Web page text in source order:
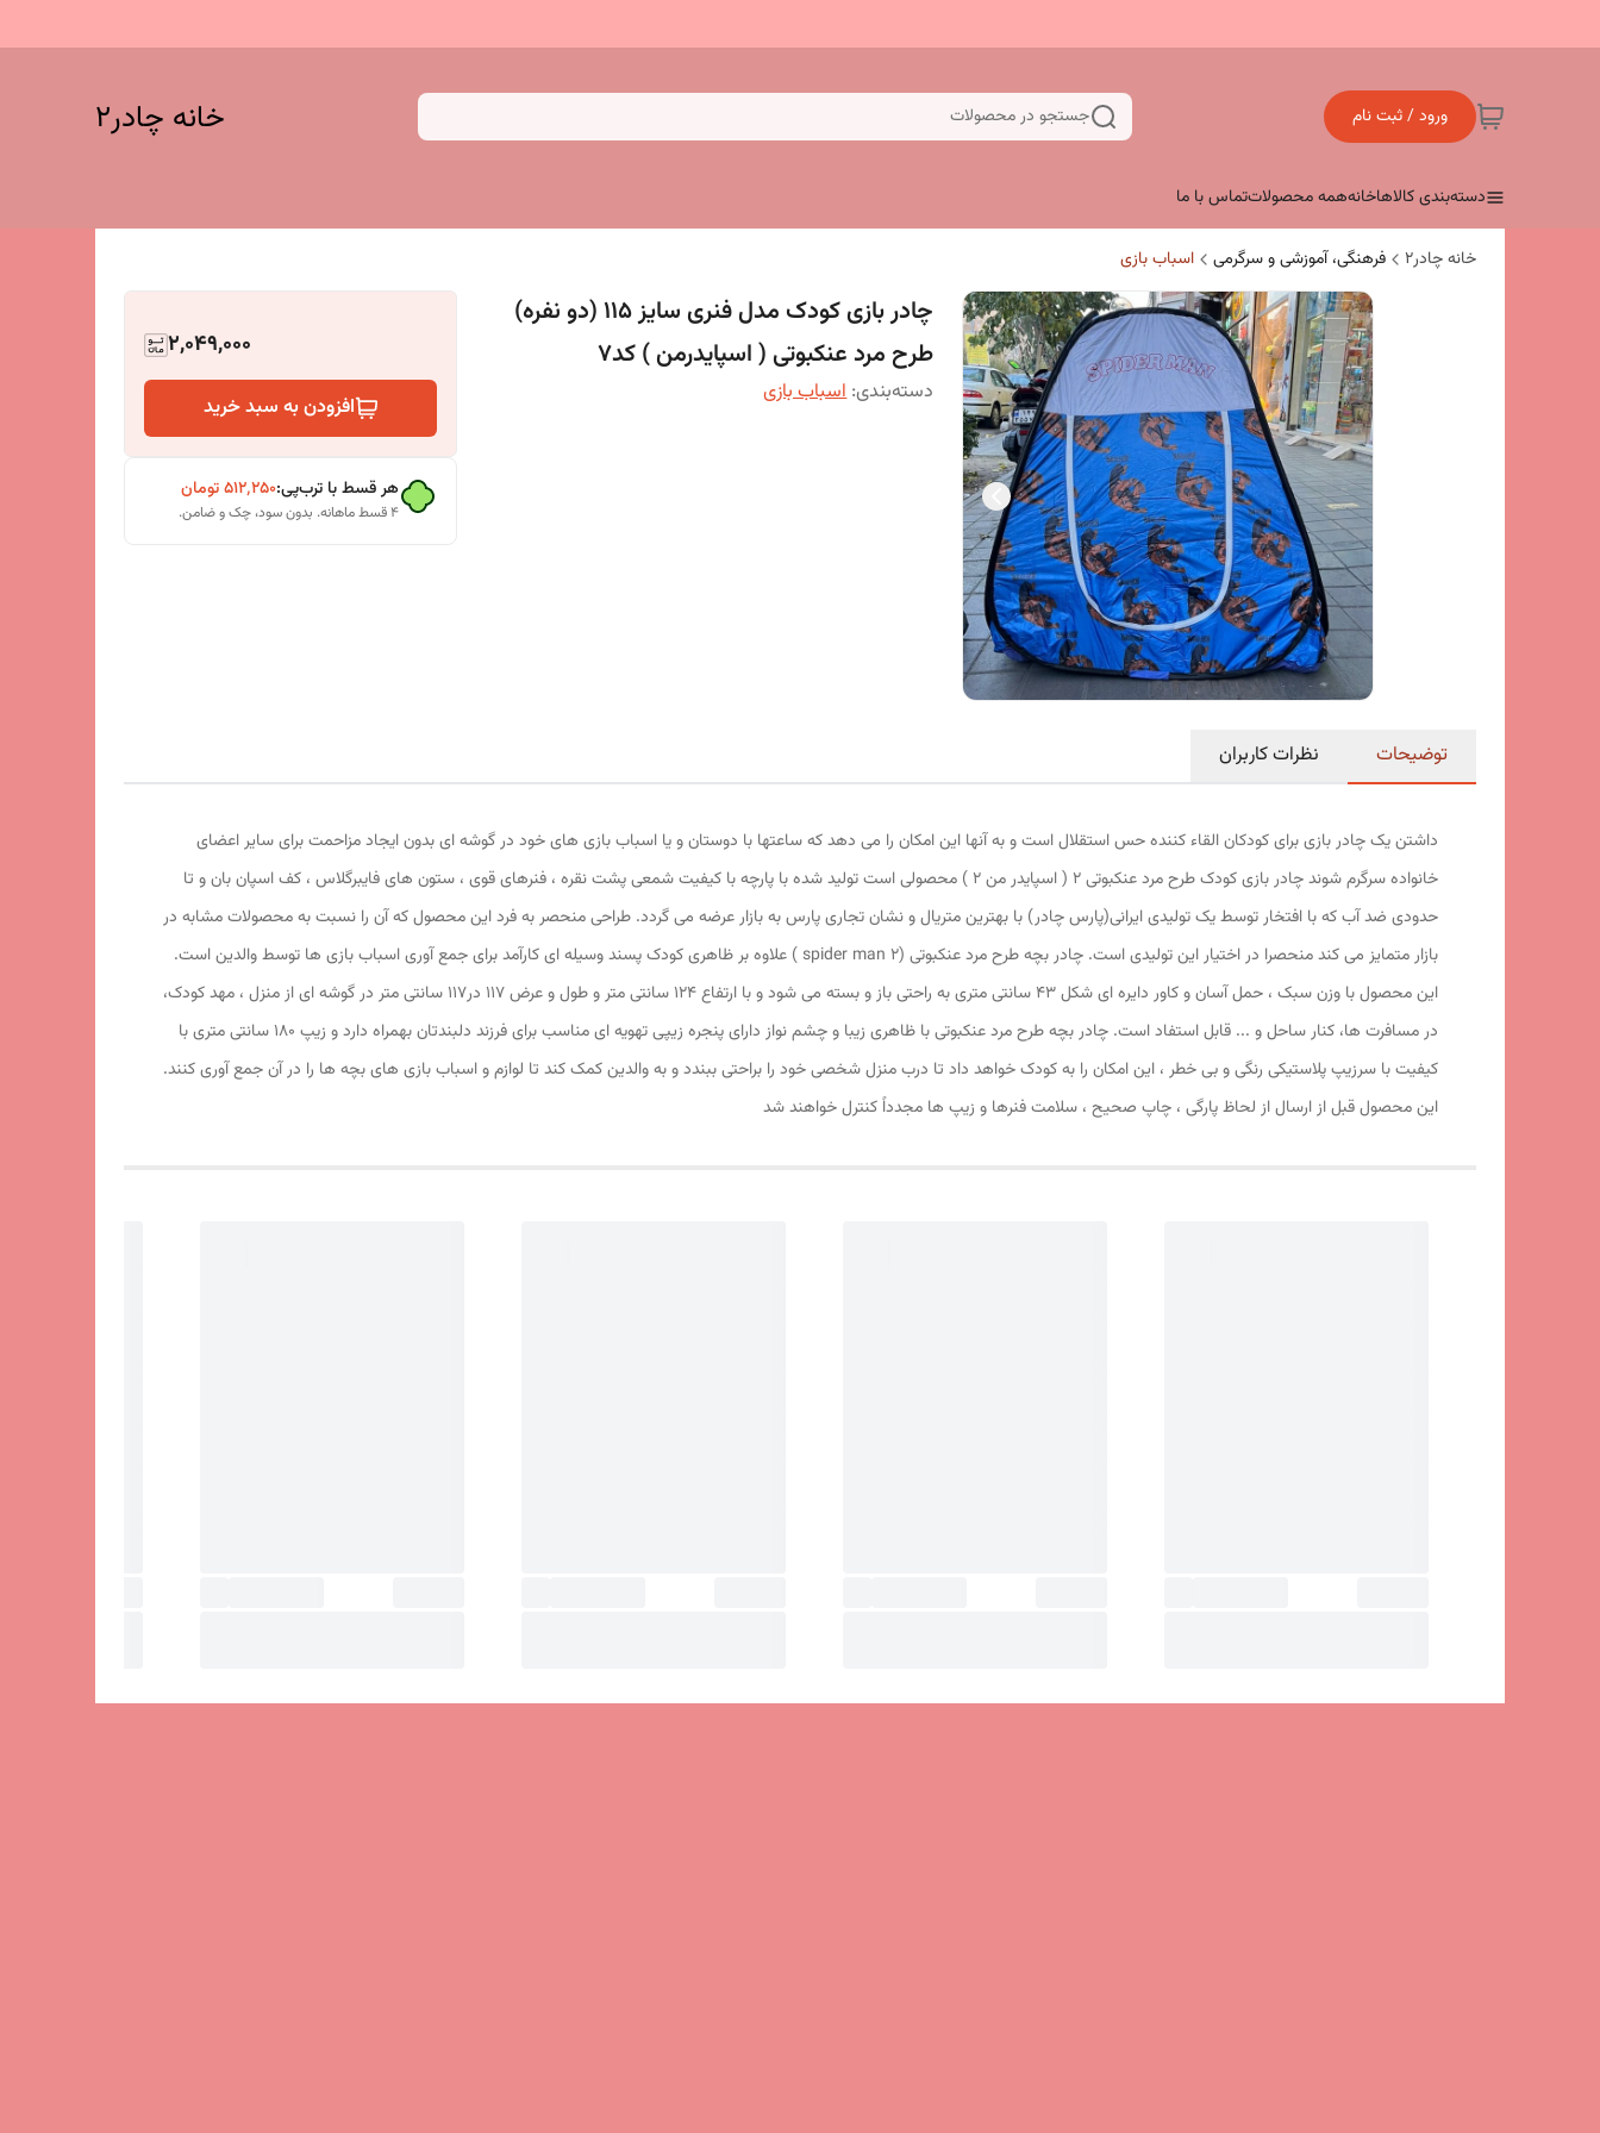
ورود / ثبت نام جستجو در محصولات خانه چادر۲
دسته‌بندی کالاهاخانههمه محصولاتتماس با ما
خانه چادر۲ فرهنگی، آموزشی و سرگرمی اسباب بازی
چادر بازی کودک مدل فنری سایز 115 (دو نفره)
طرح مرد عنکبوتی ( اسپایدرمن ) کد7
دسته‌بندی:اسباب بازی
2,049,000
افزودن به سبد خرید
هر قسط با ترب‌پی:۵۱۲٬۲۵۰تومان
۴ قسط ماهانه. بدون سود، چک و ضامن.
توضیحات نظرات کاربران
داشتن یک چادر بازی برای کودکان القاء کننده حس استقلال است و به آنها این امکان را می دهد که ساعتها با دوستان و یا اسباب بازی های خود در گوشه ای بدون ایجاد مزاحمت برای سایر اعضای
خانواده سرگرم شوند چادر بازی کودک طرح مرد عنکبوتی 2 ( اسپایدر من 2 ) محصولی است تولید شده با پارچه با کیفیت شمعی پشت نقره ، فنرهای قوی ، ستون های فایبرگلاس ، کف اسپان بان و تا
حدودی ضد آب که با افتخار توسط یک تولیدی ایرانی(پارس چادر) با بهترین متریال و نشان تجاری پارس به بازار عرضه می گردد. طراحی منحصر به فرد این محصول که آن را نسبت به محصولات مشابه در
بازار متمایز می کند منحصرا در اختیار این تولیدی است. چادر بچه طرح مرد عنکبوتی (spider man 2 ) علاوه بر ظاهری کودک پسند وسیله ای کارآمد برای جمع آوری اسباب بازی ها توسط والدین است.
این محصول با وزن سبک ، حمل آسان و کاور دایره ای شکل 43 سانتی متری به راحتی باز و بسته می شود و با ارتفاع 124 سانتی متر و طول و عرض 117 در117 سانتی متر در گوشه ای از منزل ، مهد کودک،
در مسافرت ها، کنار ساحل و ... قابل استفاد است. چادر بچه طرح مرد عنکبوتی با ظاهری زیبا و چشم نواز دارای پنجره زیپی تهویه ای مناسب برای فرزند دلبندتان بهمراه دارد و زیپ 180 سانتی متری با
کیفیت با سرزیپ پلاستیکی رنگی و بی خطر ، این امکان را به کودک خواهد داد تا درب منزل شخصی خود را براحتی ببندد و به والدین کمک کند تا لوازم و اسباب بازی های بچه ها را در آن جمع آوری کنند.
این محصول قبل از ارسال از لحاظ پارگی ، چاپ صحیح ، سلامت فنرها و زیپ ها مجدداً کنترل خواهند شد